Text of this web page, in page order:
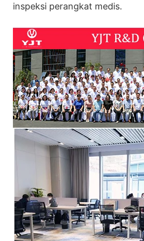
inspeksi perangkat medis.